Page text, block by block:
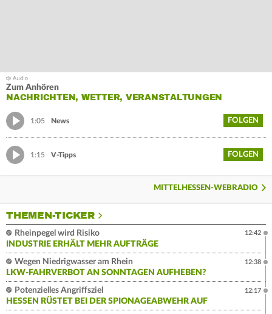
Zum Anhören
NACHRICHTEN, WETTER, VERANSTALTUNGEN
1:05 News FOLGEN
1:15 V-Tipps FOLGEN
MITTELHESSEN-WEBRADIO
THEMEN-TICKER
Rheinpegel wird Risiko
INDUSTRIE ERHÄLT MEHR AUFTRÄGE
12:42
Wegen Niedrigwasser am Rhein
LKW-FAHRVERBOT AN SONNTAGEN AUFHEBEN?
12:38
Potenzielles Angriffsziel
HESSEN RÜSTET BEI DER SPIONAGEABWEHR AUF
12:17